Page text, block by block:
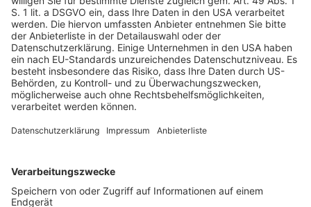
path=624_67146_IFAC-International-Federation-of-
Accountants-_0_IFAC-Response-to-ISSB-Agenda-
Priority-Consultaiton-AUG-FF-PDF.pdf
Antwort IFAC ISSB-Konsultation
Bilanzrecht und Betriebswirtschaft
Beitragsnavigation
BGH: Zur Anfechtbarkeit von AG-Beschlüssen »